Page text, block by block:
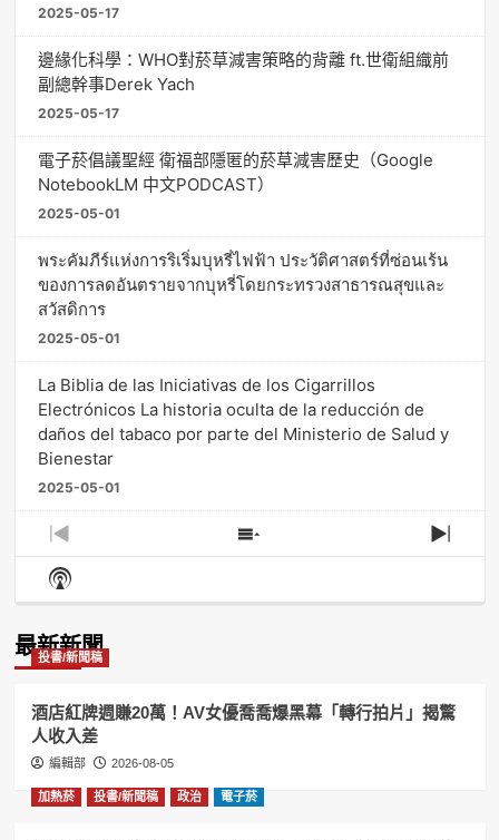
2025-05-17
邊緣化科學：WHO對菸草減害策略的背離 ft.世衛組織前
副總幹事Derek Yach
2025-05-17
電子菸倡議聖經 衛福部隱匿的菸草減害歷史（Google
NotebookLM 中文PODCAST）
2025-05-01
พระคัมภีร์แห่งการริเริ่มบุหรี่ไฟฟ้า ประวัติศาสตร์ที่ซ่อนเร้น
ของการลดอันตรายจากบุหรี่โดยกระทรวงสาธารณสุขและ
สวัสดิการ
2025-05-01
La Biblia de las Iniciativas de los Cigarrillos
Electrónicos La historia oculta de la reducción de
daños del tabaco por parte del Ministerio de Salud y
Bienestar
2025-05-01
Previous
Episode
Show
Episodes
Next
Show
Podcast
最新新聞
投書/新聞稿
酒店紅牌週賺20萬！AV女優喬喬爆黑幕「轉行拍片」揭驚
人收入差
編輯部 2026-08-05
加熱菸 投書/新聞稿 政治 電子菸